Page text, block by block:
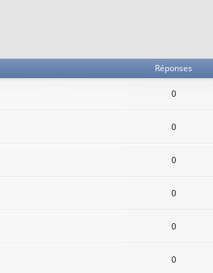
Réponses
0
0
0
0
0
0